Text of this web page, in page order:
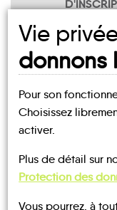
UN AVIS,
Vie
donnons
Pour son
Choisissez
activer.
Plus de détail sur
Protection des
Vous pourrez, à